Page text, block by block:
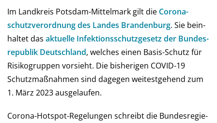
Im Landkreis Potsdam-Mittelmark gilt die Corona­
schutz­ver­ord­nung des Landes Bran­den­burg. Sie be­in­
hal­tet das aktu­elle Infe­ktions­schutz­ge­setz der Bun­des­
re­pub­lik Deutsch­land, wel­ches einen Basis-Schutz für
Risi­ko­grup­pen vor­sieht. Die bis­he­ri­gen COVID-19
Schutz­maß­nah­men sind da­ge­gen wei­test­gehend zum
1. März 2023 ausgelaufen.
Corona-Hot­spot-Regelungen schreibt die Bun­des­re­gie­